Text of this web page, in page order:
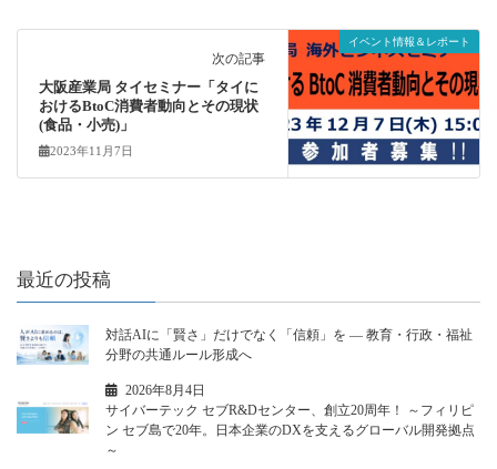
イベント情報＆レポート
次の記事
大阪産業局 タイセミナー「タイに
おけるBtoC消費者動向とその現状
(食品・小売)」
2023年11月7日
最近の投稿
対話AIに「賢さ」だけでなく「信頼」を ― 教育・行政・福祉
分野の共通ルール形成へ
2026年8月4日
サイバーテック セブR&Dセンター、創立20周年！ ～フィリピ
ン セブ島で20年。日本企業のDXを支えるグローバル開発拠点
～